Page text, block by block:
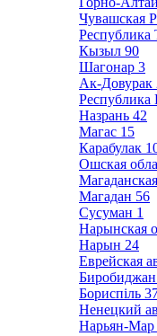
Чувашская
Республика
Кызыл 90
Шагонар 3
Ак-Довурак
Назрань 42
Магас 15
Карабулак
Ошская
Магадан 56
Сусуман 1
Нарынская
Нарын 24
Еврейская
Биробиджан
Бориспіль
Ненецкий
Нарьян-Мар